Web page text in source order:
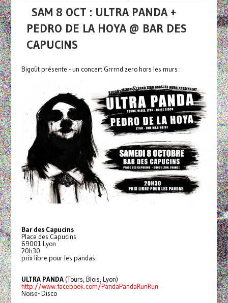
SAM 8 OCT : ULTRA PANDA +
PEDRO DE LA HOYA @ BAR DES
CAPUCINS
Bigoût présente - un concert Grrrnd zero hors les murs :
Bar des Capucins
Place des Capucins
69001 Lyon
20h30
prix libre pour les pandas
ULTRA PANDA(Tours, Blois, Lyon)
http://www.facebook.com/PandaPandaRunRun
Noise- Disco